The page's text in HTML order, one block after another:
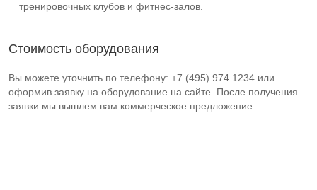
тренировочных клубов и фитнес-залов.
Стоимость оборудования
Вы можете уточнить по телефону: +7 (495) 974 1234 или
оформив заявку на оборудование на сайте. После получения
заявки мы вышлем вам коммерческое предложение.